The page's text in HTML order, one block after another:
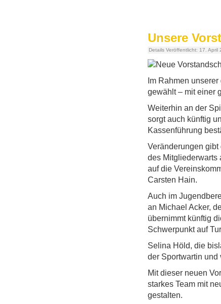
Unsere
Details Veröffentlicht: 17. April
Im Rahmen
gewählt – mit einer
Weiterhin an der
sorgt auch künftig
Kassenführung
Veränderungen
des Mitgliederwarts
auf die
Carsten Hain.
Auch im
an Michael Acker,
übernimmt künftig
Schwerpunkt auf
Selina Höld, die
der Sportwartin und
Mit dieser neuen
starkes Team mit
gestalten.